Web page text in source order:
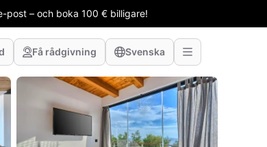
post – och boka 100 € billigare!
Få rådgivning Svenska